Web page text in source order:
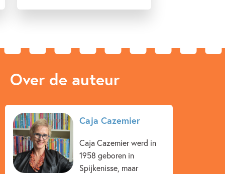
Over de auteur
Caja Cazemier
Caja Cazemier werd in
1958 geboren in
Spijkenisse, maar